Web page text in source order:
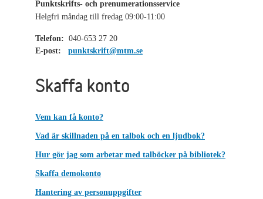
Punktskrifts- och prenumerationsservice
Helgfri måndag till fredag 09:00-11:00
Telefon: 040-653 27 20
E-post:
punktskrift@mtm.se
Skaffa konto
Vem kan få konto?
Vad är skillnaden på en talbok och en ljudbok?
Hur gör jag som arbetar med talböcker på bibliotek?
Skaffa demokonto
Hantering av personuppgifter